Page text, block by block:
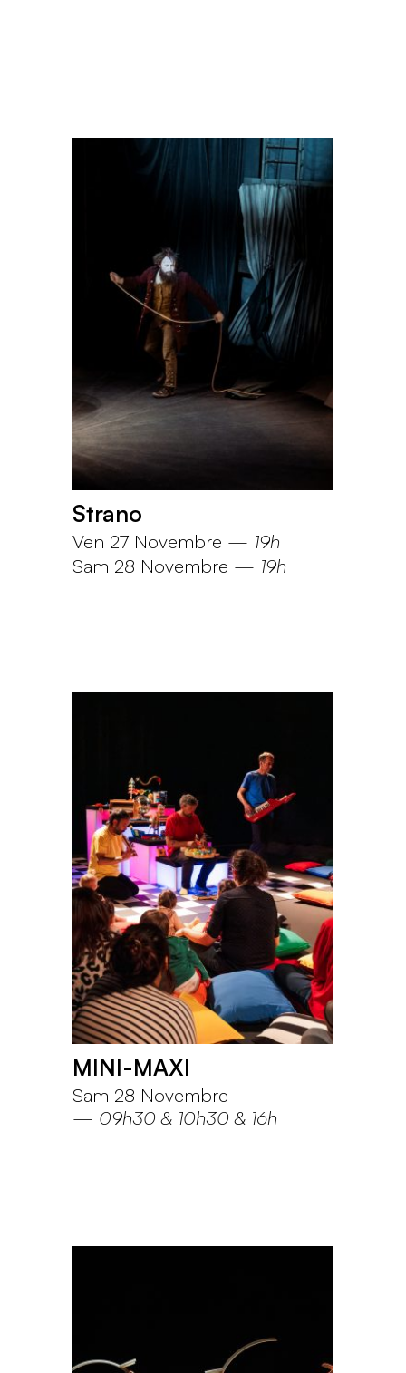
Strano
Ven 27 Novembre — 19h
Sam 28 Novembre — 19h
MINI-MAXI
Sam 28 Novembre
— 09h30 10h30 16h